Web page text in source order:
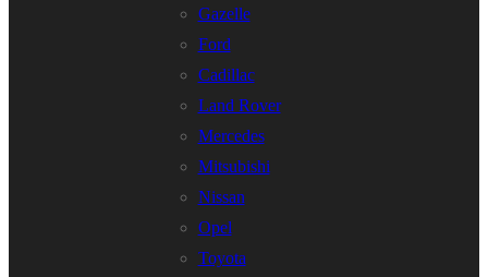
Gazelle
Ford
Cadillac
Land Rover
Mercedes
Mitsubishi
Nissan
Opel
Toyota